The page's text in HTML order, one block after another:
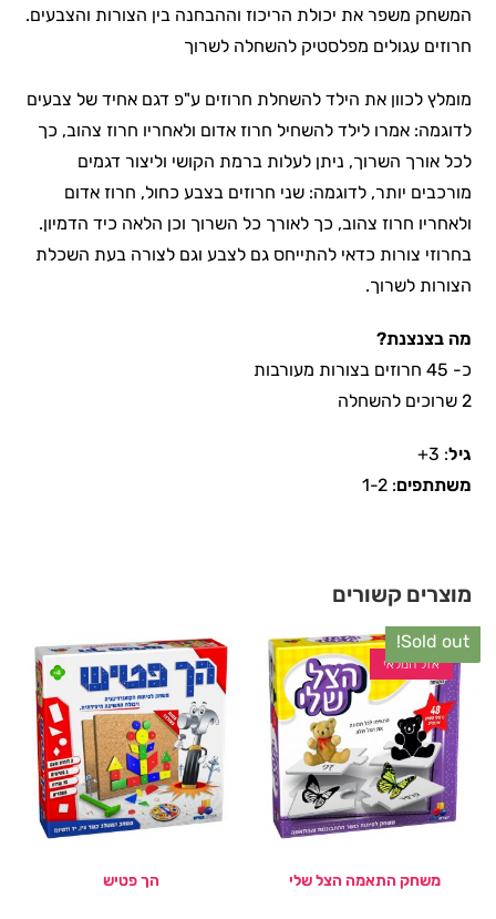
המשחק משפר את יכולת הריכוז וההבחנה בין הצורות והצבעים.
חרוזים עגולים מפלסטיק להשחלה לשרוך
מומלץ לכוון את הילד להשחלת חרוזים ע"פ דגם אחיד של צבעים
לדוגמה: אמרו לילד להשחיל חרוז אדום ולאחריו חרוז צהוב, כך
לכל אורך השרוך, ניתן לעלות ברמת הקושי וליצור דגמים
מורכבים יותר, לדוגמה: שני חרוזים בצבע כחול, חרוז אדום
ולאחריו חרוז צהוב, כך לאורך כל השרוך וכן הלאה כיד הדמיון.
בחרוזי צורות כדאי להתייחס גם לצבע וגם לצורה בעת השכלת
הצורות לשרוך.
מה בצנצנת?
כ- 45 חרוזים בצורות מעורבות
2 שרוכים להשחלה
גיל: 3+
משתתפים: 1-2
מוצרים קשורים
Sold out!
אזל המלאי
משחק התאמה הצל שלי הך פטיש